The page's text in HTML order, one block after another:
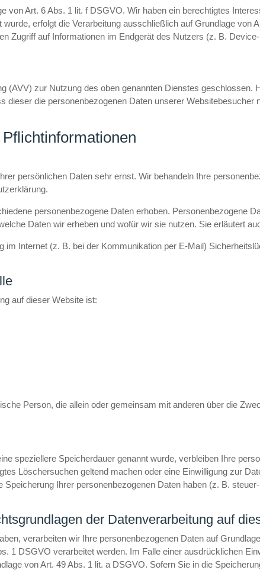
von Art. 6 Abs. 1 lit. f DSGVO. Wir haben ein berechtigtes
erfolgt die Verarbeitung ausschließlich auf Grundlage
Zugriff auf Informationen im Endgerät des Nutzers (z. B.
(AVV) zur Nutzung des oben genannten Dienstes
dieser die personenbezogenen Daten unserer
persönlichen Daten sehr ernst. Wir behandeln Ihre
personenbezogene Daten erhoben. Personenbezogene
Daten wir erheben und wofür wir sie nutzen. Sie erläutert
im Internet (z. B. bei der Kommunikation per E-Mail)
auf dieser Website ist:
Person, die allein oder gemeinsam mit anderen über die
speziellere Speicherdauer genannt wurde, verbleiben Ihre
Löschersuchen geltend machen oder eine Einwilligung zur
Ihrer personenbezogenen Daten haben (z. B.
der Datenverarbeitung auf
verarbeiten wir Ihre personenbezogenen Daten auf
1 DSGVO verarbeitet werden. Im Falle einer ausdrücklichen
von Art. 49 Abs. 1 lit. a DSGVO. Sofern Sie in die